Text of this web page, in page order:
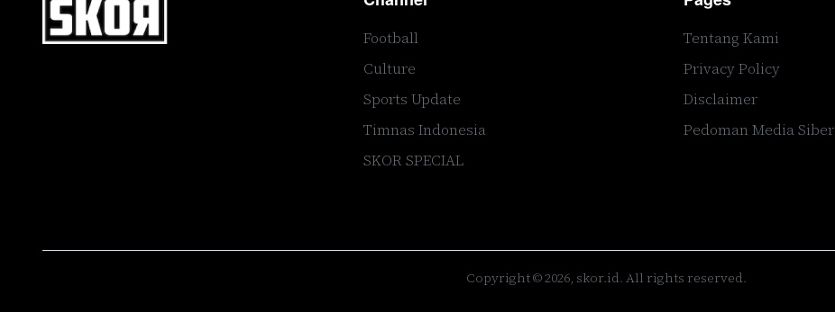
Football
Culture
Sports Update
Timnas Indonesia
SKOR SPECIAL
Tentang Kami
Privacy Policy
Disclaimer
Pedoman Media Siber
Copyright © 2026, skor.id. All rights reserved.